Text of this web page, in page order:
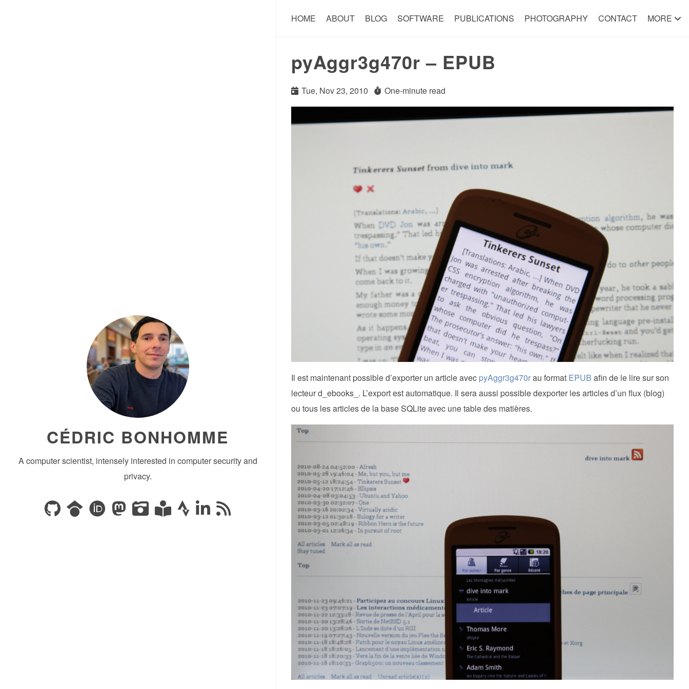
CÉDRIC BONHOMME
A computer scientist, intensely interested in computer security and
privacy.
HOME ABOUT BLOG SOFTWARE PUBLICATIONS PHOTOGRAPHY CONTACT MORE
pyAggr3g470r – EPUB
Tue, Nov 23, 2010 One-minute read
Il est maintenant possible d’exporter un article avec pyAggr3g470rau format EPUB afin de le lire sur son
lecteur d_ebooks_. L’export est automatique. Il sera aussi possible dexporter les articles d’un flux (blog)
ou tous les articles de la base SQLite avec une table des matières.